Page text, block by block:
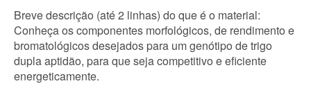
Breve descrição (até 2 linhas) do que é o material:
Conheça os componentes morfológicos, de rendimento e
bromatológicos desejados para um genótipo de trigo
dupla aptidão, para que seja competitivo e eficiente
energeticamente.